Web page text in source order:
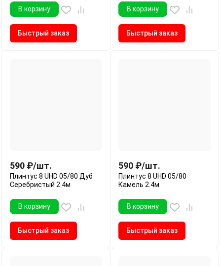
В корзину
Быстрый заказ
В корзину
Быстрый заказ
590 ₽/шт.
Плинтус 8 UHD 05/80 Дуб
Серебристый 2.4м
В корзину
Быстрый заказ
590 ₽/шт.
Плинтус 8 UHD 05/80
Камель 2.4м
В корзину
Быстрый заказ